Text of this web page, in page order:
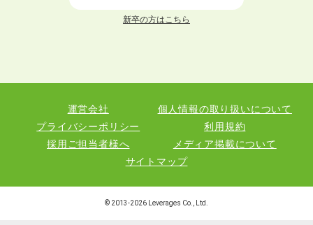
面接 記事一覧
職務経歴書 記事一覧
退職 記事一覧
新卒の方はこちら
運営会社
個人情報の取り扱いについて
プライバシーポリシー
利用規約
採用ご担当者様へ
メディア掲載について
サイトマップ
© 2013-2026 Leverages Co., Ltd.